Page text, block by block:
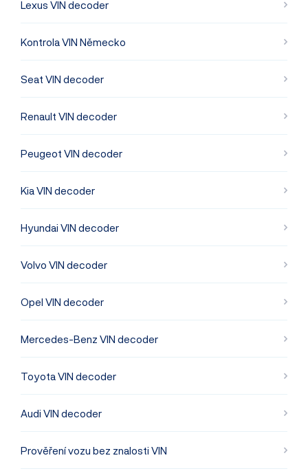
Lexus VIN decoder
Kontrola VIN Německo
Seat VIN decoder
Renault VIN decoder
Peugeot VIN decoder
Kia VIN decoder
Hyundai VIN decoder
Volvo VIN decoder
Opel VIN decoder
Mercedes-Benz VIN decoder
Toyota VIN decoder
Audi VIN decoder
Prověření vozu bez znalosti VIN